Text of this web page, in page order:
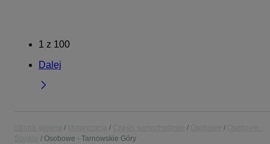
1 z 100
Dalej
Osobowe - Tarnowskie Góry